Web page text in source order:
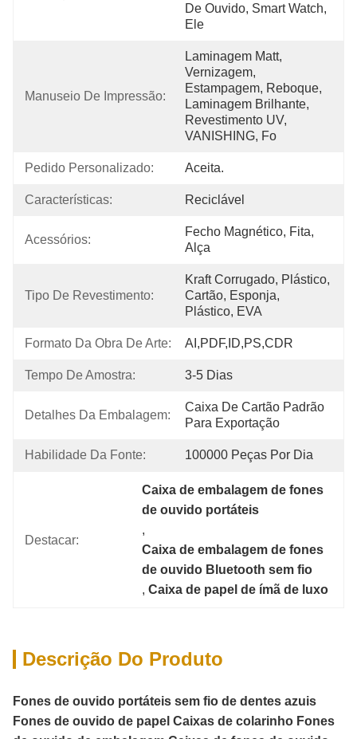
De Ouvido, Smart Watch,
Ele
Manuseio De Impressão:
Laminagem Matt,
Vernizagem,
Estampagem, Reboque,
Laminagem Brilhante,
Revestimento UV,
VANISHING, Fo
Pedido Personalizado: Aceita.
Características: Reciclável
Acessórios:
Fecho Magnético, Fita,
Alça
Tipo De Revestimento:
Kraft Corrugado, Plástico,
Cartão, Esponja,
Plástico, EVA
Formato Da Obra De Arte: AI,PDF,ID,PS,CDR
Tempo De Amostra: 3-5 Dias
Detalhes Da Embalagem:
Caixa De Cartão Padrão
Para Exportação
Habilidade Da Fonte: 100000 Peças Por Dia
Destacar:
Caixa de embalagem de fones
de ouvido portáteis
,
Caixa de embalagem de fones
de ouvido Bluetooth sem fio
, Caixa de papel de ímã de luxo
Descrição Do Produto
Fones de ouvido portáteis sem fio de dentes azuis
Fones de ouvido de papel Caixas de colarinho Fones